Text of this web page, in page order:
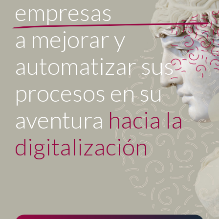
empresas
a mejorar y
automatizar sus
procesos en su
aventura hacia la
digitalización